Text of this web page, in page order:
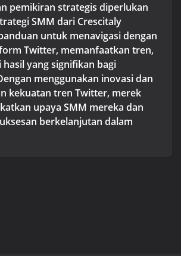
pemikiran strategis diperlukan
SMM dari Crescitaly
untuk menavigasi dengan
Twitter, memanfaatkan tren,
hasil yang signifikan bagi
menggunakan inovasi dan
kekuatan tren Twitter, merek
upaya SMM mereka dan
berkelanjutan dalam